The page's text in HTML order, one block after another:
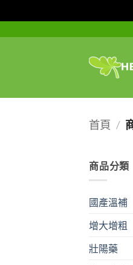
首頁 /
商品分類
國產溫補
增大增粗
壯陽藥